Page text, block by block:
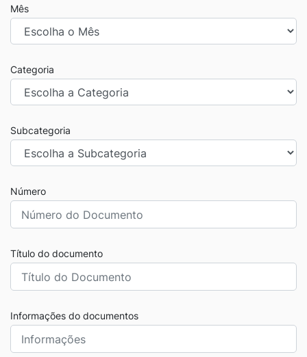
Mês
Categoria
Subcategoria
Número
Título do documento
Informações do documentos